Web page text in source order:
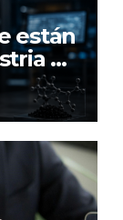
están
de
el